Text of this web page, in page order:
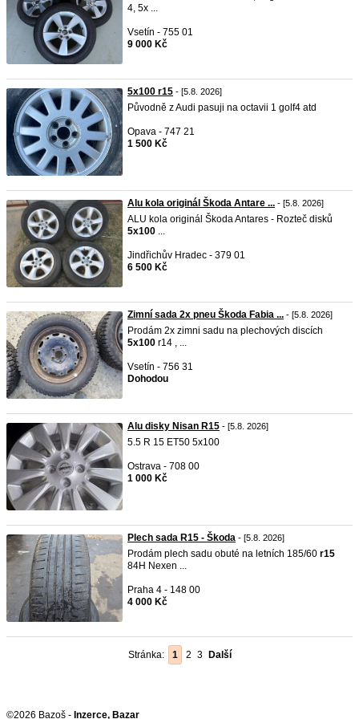
4, 5x ...
Vsetín - 755 01
9 000 Kč
5x100 r15 - [5.8. 2026]
Původně z Audi pasuji na octavii 1 golf4 atd
Opava - 747 21
1 500 Kč
Alu kola originál Škoda Antare ... - [5.8. 2026]
ALU kola originál Škoda Antares - Rozteč disků
5x100 ...
Jindřichův Hradec - 379 01
6 500 Kč
Zimní sada 2x pneu Škoda Fabia ... - [5.8. 2026]
Prodám 2x zimni sadu na plechových discích
5x100 r14 , ...
Vsetín - 756 31
Dohodou
Alu disky Nisan R15 - [5.8. 2026]
5.5 R 15 ET50 5x100
Ostrava - 708 00
1 000 Kč
Plech sada R15 - Škoda - [5.8. 2026]
Prodám plech sadu obuté na letních 185/60 r15
84H Nexen ...
Praha 4 - 148 00
4 000 Kč
Stránka: 1 2 3 Další
©2026 Bazoš - Inzerce, Bazar